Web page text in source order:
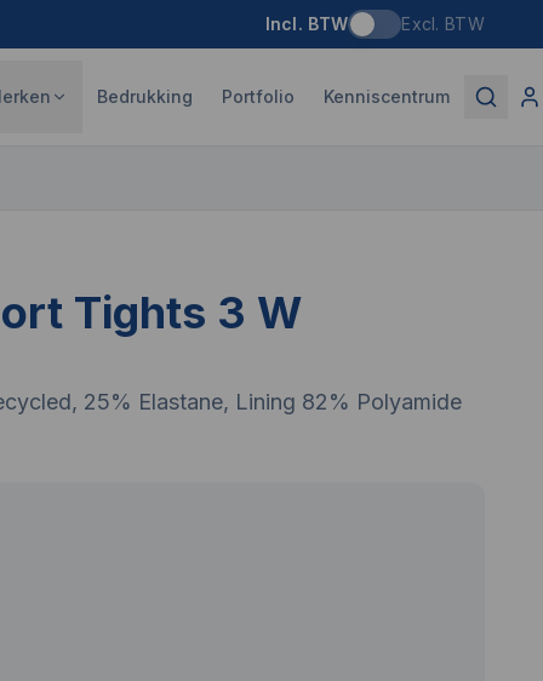
Incl. BTW Excl. BTW
Bedrukking Portfolio Kenniscentrum
Tights 3 W
25% Elastane, Lining 82% Polyamide